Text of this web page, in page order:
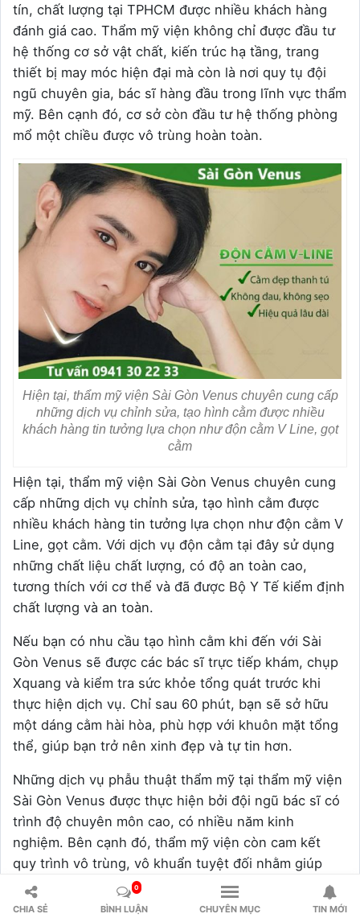
tín, chất lượng tại TPHCM được nhiều khách hàng
đánh giá cao. Thẩm mỹ viện không chỉ được đầu tư
hệ thống cơ sở vật chất, kiến trúc hạ tầng, trang
thiết bị may móc hiện đại mà còn là nơi quy tụ đội
ngũ chuyên gia, bác sĩ hàng đầu trong lĩnh vực thẩm
mỹ. Bên cạnh đó, cơ sở còn đầu tư hệ thống phòng
mổ một chiều được vô trùng hoàn toàn.
Hiện tại, thẩm mỹ viện Sài Gòn Venus chuyên cung cấp
những dịch vụ chỉnh sửa, tạo hình cằm được nhiều
khách hàng tin tưởng lựa chọn như độn cằm V Line, gọt
cằm
Hiện tại, thẩm mỹ viện Sài Gòn Venus chuyên cung
cấp những dịch vụ chỉnh sửa, tạo hình cằm được
nhiều khách hàng tin tưởng lựa chọn như độn cằm V
Line, gọt cằm. Với dịch vụ độn cằm tại đây sử dụng
những chất liệu chất lượng, có độ an toàn cao,
tương thích với cơ thể và đã được Bộ Y Tế kiểm định
chất lượng và an toàn.
Nếu bạn có nhu cầu tạo hình cằm khi đến với Sài
Gòn Venus sẽ được các bác sĩ trực tiếp khám, chụp
Xquang và kiểm tra sức khỏe tổng quát trước khi
thực hiện dịch vụ. Chỉ sau 60 phút, bạn sẽ sở hữu
một dáng cằm hài hòa, phù hợp với khuôn mặt tổng
thể, giúp bạn trở nên xinh đẹp và tự tin hơn.
Những dịch vụ phẫu thuật thẩm mỹ tại thẩm mỹ viện
Sài Gòn Venus được thực hiện bởi đội ngũ bác sĩ có
trình độ chuyên môn cao, có nhiều năm kinh
nghiệm. Bên cạnh đó, thẩm mỹ viện còn cam kết
quy trình vô trùng, vô khuẩn tuyệt đối nhằm giúp
quy trình phẫu thuật đạt được kết quả tốt nhất, đồng
thời hạn chế phát sinh những rủi ro, biến chứng
CHIA SẺ
0
BÌNH LUẬN CHUYÊN MỤC TIN MỚI